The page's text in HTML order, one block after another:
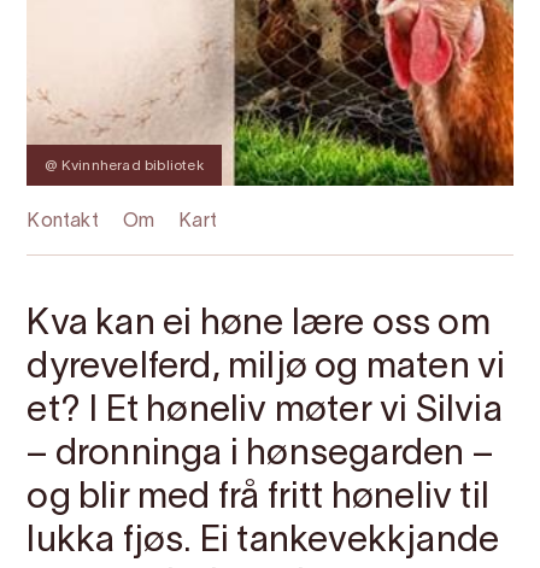
@ Kvinnherad bibliotek
Kontakt Om Kart
Kva kan ei høne lære oss om
dyrevelferd, miljø og maten vi
et? I Et høneliv møter vi Silvia
– dronninga i hønsegarden –
og blir med frå fritt høneliv til
lukka fjøs. Ei tankevekkjande